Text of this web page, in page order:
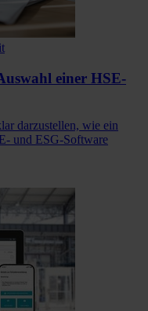
einer HSE-
darzustellen, wie ein
und ESG-Software